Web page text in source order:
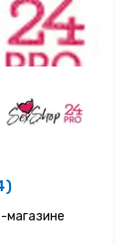
магазине